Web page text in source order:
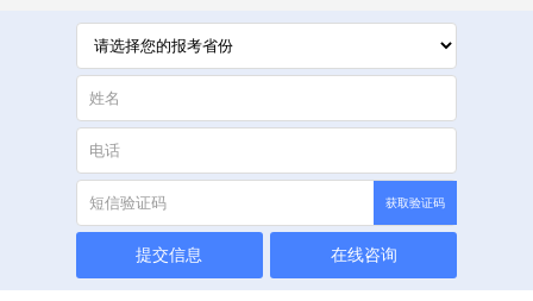
获取验证码
提交信息 在线咨询